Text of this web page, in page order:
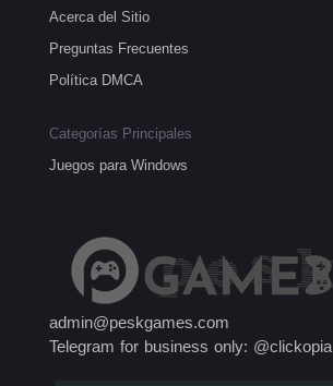
Acerca del Sitio
Preguntas Frecuentes
Política DMCA
Categorías Principales
Juegos para Windows
admin@peskgames.com
Telegram for business only: @clickopia